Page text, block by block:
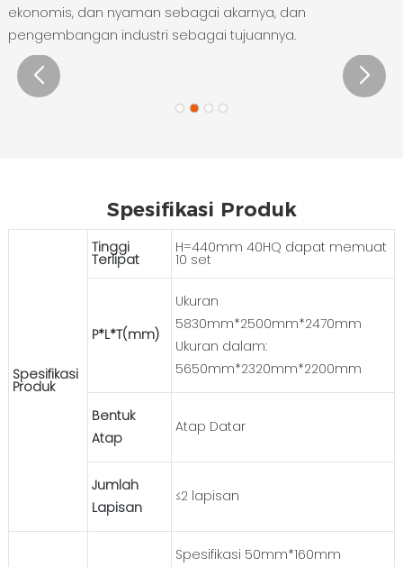
ekonomis, dan nyaman sebagai akarnya, dan
pengembangan industri sebagai tujuannya.
Spesifikasi Produk
Spesifikasi
Produk
Tinggi
Terlipat
H=440mm 40HQ dapat memuat
10 set
P*L*T(mm)
Ukuran
5830mm*2500mm*2470mm
Ukuran dalam:
5650mm*2320mm*2200mm
Bentuk
Atap
Atap Datar
Jumlah
Lapisan
≤2 lapisan
Spesifikasi 50mm*160mm